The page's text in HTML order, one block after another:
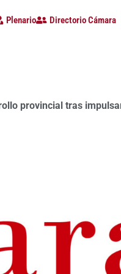
Plenario Directorio Cámara
provincial tras